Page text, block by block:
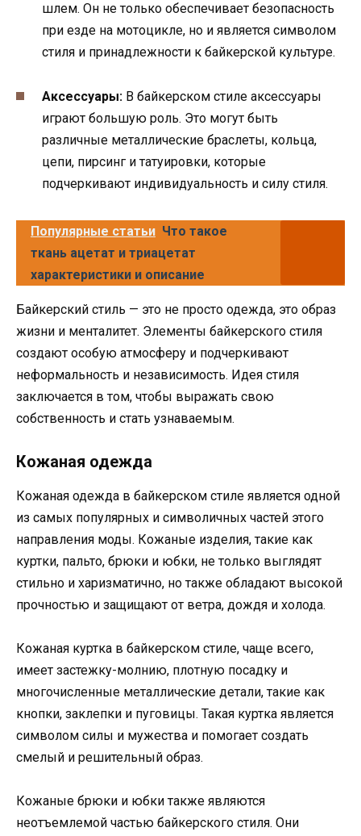
шлем. Он не только обеспечивает безопасность
при езде на мотоцикле, но и является символом
стиля и принадлежности к байкерской культуре.
Аксессуары: В байкерском стиле аксессуары
играют большую роль. Это могут быть
различные металлические браслеты, кольца,
цепи, пирсинг и татуировки, которые
подчеркивают индивидуальность и силу стиля.
Популярные статьи Что такое
ткань ацетат и триацетат
характеристики и описание
Байкерский стиль — это не просто одежда, это образ
жизни и менталитет. Элементы байкерского стиля
создают особую атмосферу и подчеркивают
неформальность и независимость. Идея стиля
заключается в том, чтобы выражать свою
собственность и стать узнаваемым.
Кожаная одежда
Кожаная одежда в байкерском стиле является одной
из самых популярных и символичных частей этого
направления моды. Кожаные изделия, такие как
куртки, пальто, брюки и юбки, не только выглядят
стильно и харизматично, но также обладают высокой
прочностью и защищают от ветра, дождя и холода.
Кожаная куртка в байкерском стиле, чаще всего,
имеет застежку-молнию, плотную посадку и
многочисленные металлические детали, такие как
кнопки, заклепки и пуговицы. Такая куртка является
символом силы и мужества и помогает создать
смелый и решительный образ.
Кожаные брюки и юбки также являются
неотъемлемой частью байкерского стиля. Они